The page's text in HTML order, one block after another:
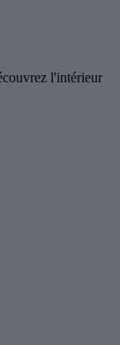
l'intérieur